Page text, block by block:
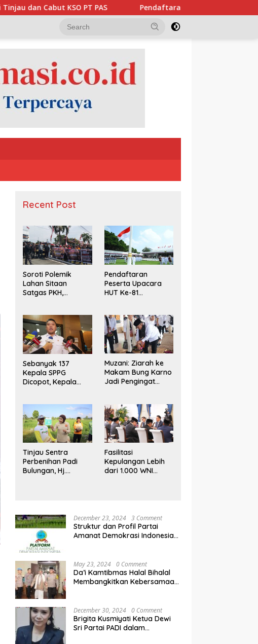
Pendaftaran Peserta Upacara HUT Ke-81 Kemerdekaan RI di
Recent Post
Soroti Polemik
Lahan Sitaan
Satgas PKH,
dan Cabut KSO PT
PAS
Pendaftaran
Peserta Upacara
HUT Ke-81
Resmi Dibuka Hari
Ini 5 Agustus 2026
Sebanyak 137
Kepala SPPG
Dicopot, Kepala
Keracunan MBG
Muzani: Ziarah ke
Makam Bung Karno
Jadi Pengingat
Tinjau Sentra
Perbenihan Padi
Bulungan, Hj.
Fasilitasi
Kepulangan Lebih
dari 1.000 WNI
December 23, 2024 3 Comment
Struktur dan Profil Partai
Amanat Demokrasi Indonesia
May 23, 2024 0 Comment
Da’i Kamtibmas Halal Bihalal
Membangkitkan Kebersamaan
December 30, 2024 0 Comment
Brigita Kusmiyati Ketua Dewi
Sri Partai PADI dalam